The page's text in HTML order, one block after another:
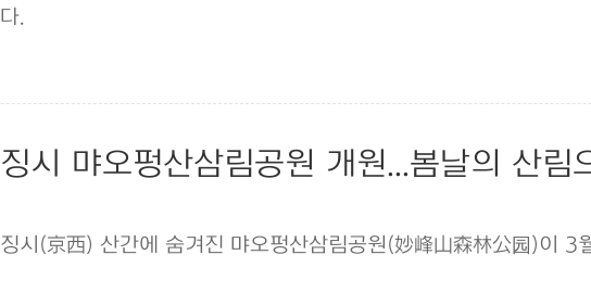
다.
징시 먀오펑산삼림공원 개원...봄날의 산림
징시(京西) 산간에 숨겨진 먀오펑산삼림공원(妙峰山森林公园)이 3